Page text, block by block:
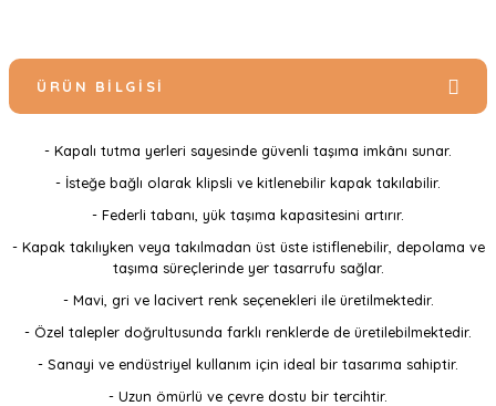
ÜRÜN BILGISI
- Kapalı tutma yerleri sayesinde güvenli taşıma imkânı sunar.
- İsteğe bağlı olarak klipsli ve kitlenebilir kapak takılabilir.
- Federli tabanı, yük taşıma kapasitesini artırır.
- Kapak takılıyken veya takılmadan üst üste istiflenebilir, depolama ve
taşıma süreçlerinde yer tasarrufu sağlar.
- Mavi, gri ve lacivert renk seçenekleri ile üretilmektedir.
- Özel talepler doğrultusunda farklı renklerde de üretilebilmektedir.
- Sanayi ve endüstriyel kullanım için ideal bir tasarıma sahiptir.
- Uzun ömürlü ve çevre dostu bir tercihtir.